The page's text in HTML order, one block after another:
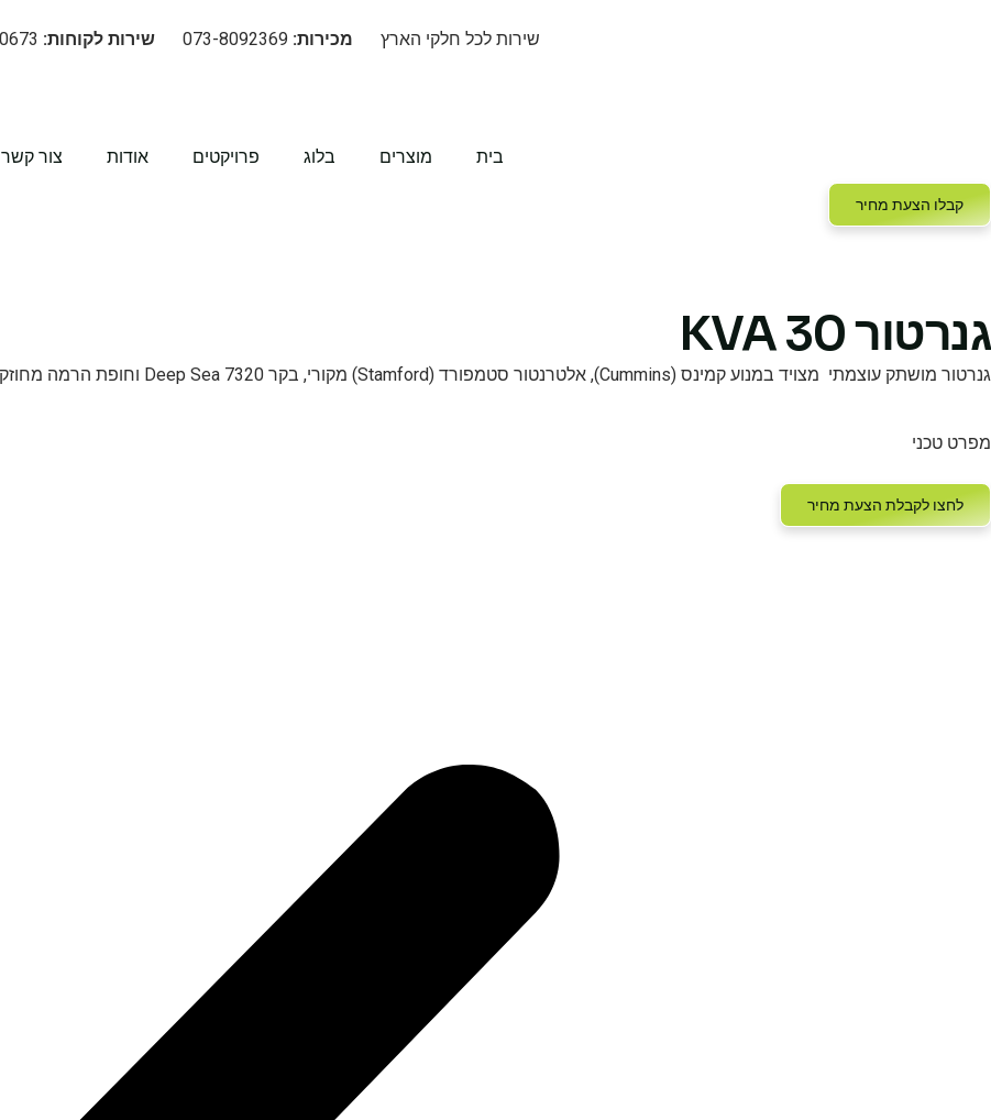
שירות לכל חלקי הארץ מכירות: שירות לקוחות:
בית מוצרים בלוג פרויקטים אודות צור קשר
קבלו הצעת מחיר
גנרטור 30 KVA
גנרטור מושתק עוצמתי מצויד במנוע קמינס (Cummins), אלטרנטור סטמפורד (Stamford) מקורי, בקר Deep Sea 7320 וחופת הרמה מחוזקת ועמידה למנוף.
מפרט טכני
לחצו לקבלת הצעת מחיר